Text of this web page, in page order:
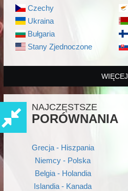
Czechy
Ukraina
Bułgaria
Stany Zjednoczone
WIĘCEJ
NAJCZĘSTSZE
PORÓWNANIA
Grecja - Hiszpania
Niemcy - Polska
Belgia - Holandia
Islandia - Kanada